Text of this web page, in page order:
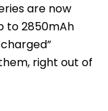
are now
to 2850mAh
right out of